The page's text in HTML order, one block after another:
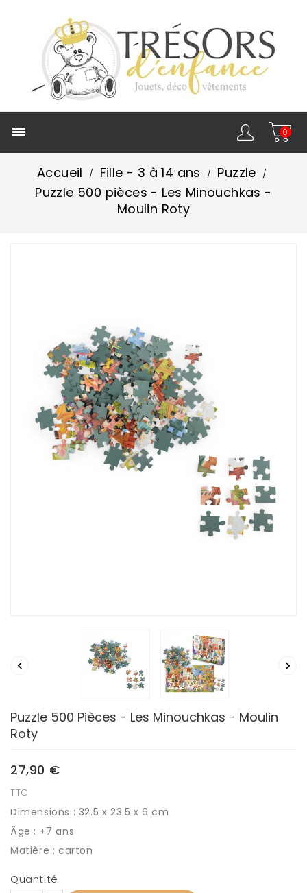
 0
Accueil Fille - 3 à 14 ans
Puzzle
Puzzle 500 pièces - Les Minouchkas -
Moulin Roty
 
Puzzle 500 Pièces - Les Minouchkas - Moulin
Roty
27,90 €
TTC
Dimensions : 32.5 x 23.5 x 6 cm
Âge : +7 ans
Matière : carton
Quantité